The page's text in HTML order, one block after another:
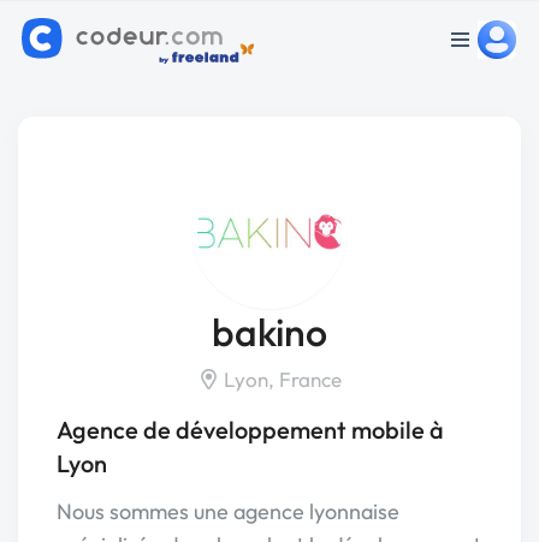
bakino
Lyon, France
Agence de développement mobile à
Lyon
Nous sommes une agence lyonnaise